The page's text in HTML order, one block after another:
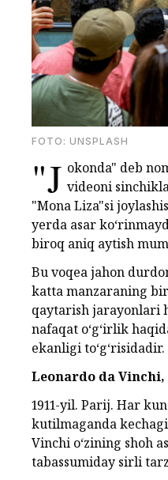
FOTO: UNSPLASH
"J okonda" deb
videoni
"Mona Liza"si
yerda asar
biroq aniq aytish
Bu voqea jahon
katta manzaraning
qaytarish jarayonlari
nafaqat o‘g‘irlik
ekanligi to‘g‘risidadir.
Leonardo da Vinchi,
1911-yil. Parij. Har
kutilmaganda
Vinchi o‘zining shoh
tabassumiday sirli